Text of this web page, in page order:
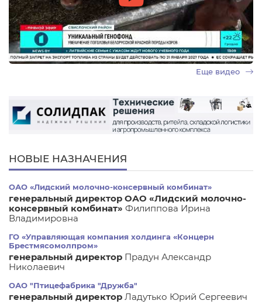
Еще видео
НОВЫЕ НАЗНАЧЕНИЯ
ОАО «Лидский молочно-консервный комбинат»
генеральный директор ОАО «Лидский молочно-
консервный комбинат» Филиппова Ирина
Владимировна
ГО «Управляющая компания холдинга «Концерн
Брестмясомолпром»
генеральный директор Прадун Александр
Николаевич
ОАО "Птицефабрика "Дружба"
генеральный директор Ладутько Юрий Сергеевич